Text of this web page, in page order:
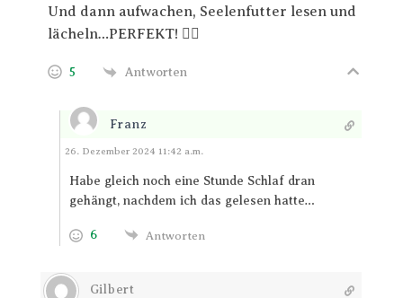
Und dann aufwachen, Seelenfutter lesen und
lächeln…PERFEKT! 👍🏻
5 Antworten
Franz
Antworten
26. Dezember 2024 11:42 a.m.
Habe gleich noch eine Stunde Schlaf dran
gehängt, nachdem ich das gelesen hatte…
6 Antworten
Gilbert